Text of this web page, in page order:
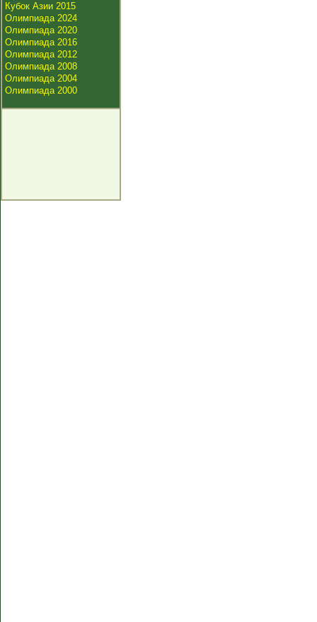
Кубок Азии 2015
Олимпиада 2024
Олимпиада 2020
Олимпиада 2016
Олимпиада 2012
Олимпиада 2008
Олимпиада 2004
Олимпиада 2000